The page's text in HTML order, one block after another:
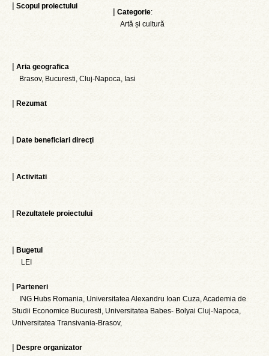
| Categorie:
Artă și cultură
| Scopul proiectului
| Aria geografica
Brasov, Bucuresti, Cluj-Napoca, Iasi
| Rezumat
| Date beneficiari direcţi
| Activitati
| Rezultatele proiectului
| Bugetul
LEI
| Parteneri
ING Hubs Romania, Universitatea Alexandru Ioan Cuza, Academia de
Studii Economice Bucuresti, Universitatea Babes- Bolyai Cluj-Napoca,
Universitatea Transivania-Brasov,
| Despre organizator